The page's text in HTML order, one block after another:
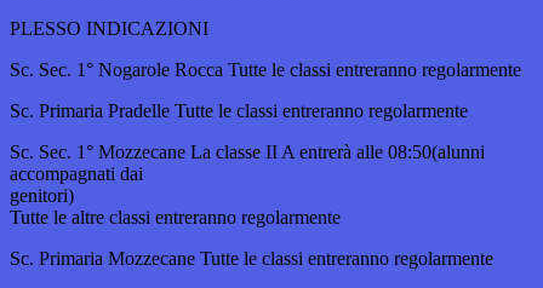
PLESSO INDICAZIONI
Sc. Sec. 1° Nogarole Rocca Tutte le classi entreranno regolarmente
Sc. Primaria Pradelle Tutte le classi entreranno regolarmente
Sc. Sec. 1° Mozzecane La classe II A entrerà alle 08:50(alunni
accompagnati dai
genitori)
Tutte le altre classi entreranno regolarmente
Sc. Primaria Mozzecane Tutte le classi entreranno regolarmente